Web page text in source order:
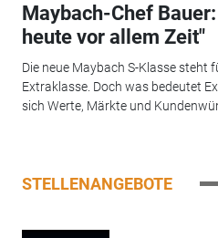
Maybach-Chef
heute vor allem Zeit"
Die neue Maybach S-Klasse steht
Extraklasse. Doch was bedeutet
sich Werte, Märkte und
STELLENANGEBOTE